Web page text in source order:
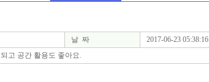
날 짜
2017-06-23 05:38:16
고 공간 활용도 좋아요.